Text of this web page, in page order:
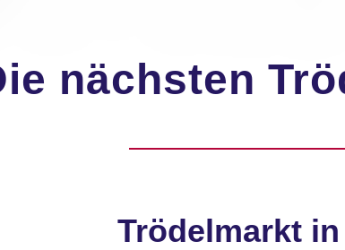
nächsten
Trödelmarkt